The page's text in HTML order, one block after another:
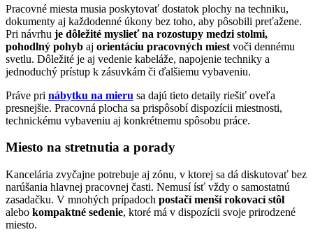
Pracovné miesta musia poskytovať dostatok plochy na techniku,
dokumenty aj každodenné úkony bez toho, aby pôsobili preťažene.
Pri návrhu je dôležité myslieť na rozostupy medzi stolmi,
pohodlný pohyb aj orientáciu pracovných miest voči dennému
svetlu. Dôležité je aj vedenie kabeláže, napojenie techniky a
jednoduchý prístup k zásuvkám či ďalšiemu vybaveniu.
Práve pri nábytku na mieru sa dajú tieto detaily riešiť oveľa
presnejšie. Pracovná plocha sa prispôsobí dispozícii miestnosti,
technickému vybaveniu aj konkrétnemu spôsobu práce.
Miesto na stretnutia a porady
Kancelária zvyčajne potrebuje aj zónu, v ktorej sa dá diskutovať bez
narúšania hlavnej pracovnej časti. Nemusí ísť vždy o samostatnú
zasadačku. V mnohých prípadoch postačí menší rokovací stôl
alebo kompaktné sedenie, ktoré má v dispozícii svoje prirodzené
miesto.